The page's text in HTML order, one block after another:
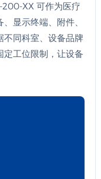
XX 可作为医疗
显示终端、附件、
不同科室、设备品牌
定工位限制，让设备